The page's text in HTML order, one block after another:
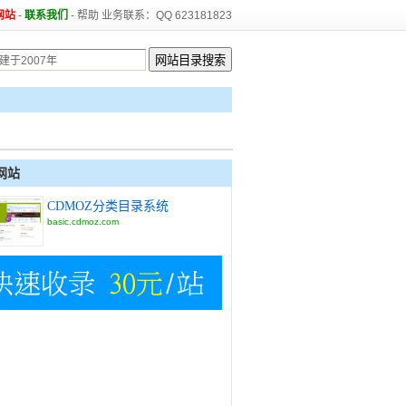
站 - 联系我们 - 帮助 业务联系：QQ 623181823
站
CDMOZ分类目录系统
basic.cdmoz.com